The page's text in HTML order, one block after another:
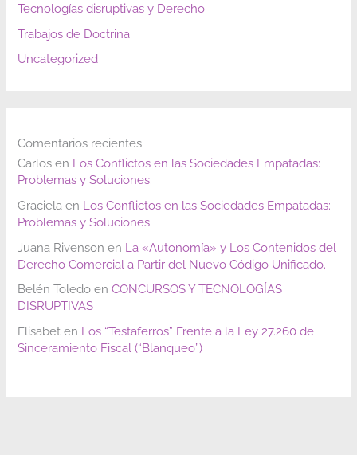
Tecnologías disruptivas y Derecho
Trabajos de Doctrina
Uncategorized
Comentarios recientes
Carlos en Los Conflictos en las Sociedades Empatadas:
Problemas y Soluciones.
Graciela en Los Conflictos en las Sociedades Empatadas:
Problemas y Soluciones.
Juana Rivenson en La «Autonomía» y Los Contenidos del
Derecho Comercial a Partir del Nuevo Código Unificado.
Belén Toledo enCONCURSOS Y TECNOLOGÍAS
DISRUPTIVAS
Elisabet en Los “Testaferros” Frente a la Ley 27.260 de
Sinceramiento Fiscal (“Blanqueo”)